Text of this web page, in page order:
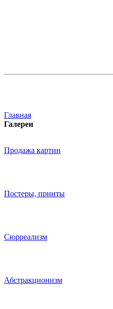
Главная
Галереи
Продажа картин
Постеры, принты
Сюрреализм
Абстракционизм